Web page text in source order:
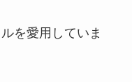
を愛用していま